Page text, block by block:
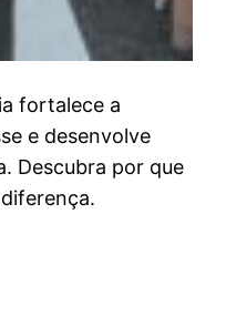
fortalece a
e desenvolve
Descubra por que